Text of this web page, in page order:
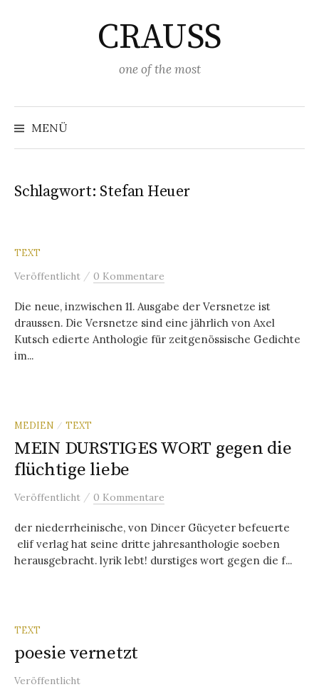
CRAUSS
one of the most
MENÜ
Suchen
Schlagwort: Stefan Heuer
TEXT
Veröffentlicht / 0 Kommentare
Die neue, inzwischen 11. Ausgabe der Versnetze ist
draussen. Die Versnetze sind eine jährlich von Axel
Kutsch edierte Anthologie für zeitgenössische Gedichte
im...
MEDIEN / TEXT
MEIN DURSTIGES WORT gegen die
flüchtige liebe
Veröffentlicht / 0 Kommentare
der niederrheinische, von Dincer Gücyeter befeuerte
elif verlag hat seine dritte jahresanthologie soeben
herausgebracht. lyrik lebt! durstiges wort gegen die f...
TEXT
poesie vernetzt
Veröffentlicht